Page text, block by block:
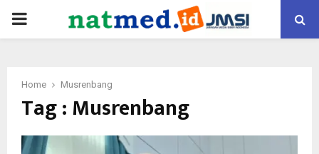
PRIMARY
Home Musrenbang
Tag : Musrenbang